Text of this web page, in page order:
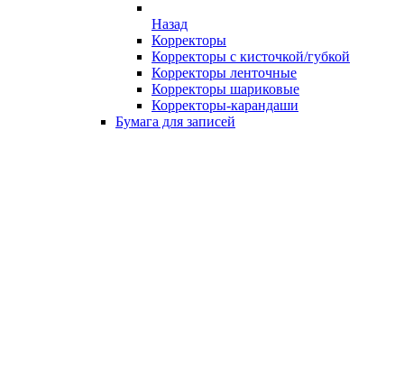
Назад
Корректоры
Корректоры с кисточкой/губкой
Корректоры ленточные
Корректоры шариковые
Корректоры-карандаши
Бумага для записей